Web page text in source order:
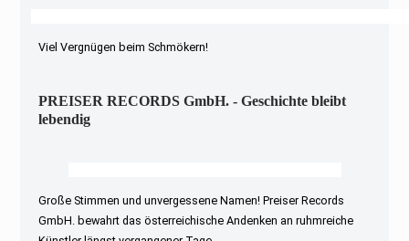
Viel Vergnügen beim Schmökern!
PREISER RECORDS GmbH. - Geschichte bleibt
lebendig
Große Stimmen und unvergessene Namen! Preiser Records
GmbH. bewahrt das österreichische Andenken an ruhmreiche